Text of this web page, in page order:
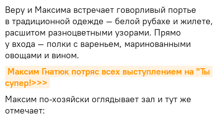
Веру и Максима встречает говорливый портье
в традиционной одежде — белой рубахе и жилете,
расшитом разноцветными узорами. Прямо
у входа — полки с вареньем, маринованными
овощами и вином.
Максим Гнатюк потряс всех выступлением на "Ты
супер!>>>
Максим по-хозяйски оглядывает зал и тут же
отмечает: